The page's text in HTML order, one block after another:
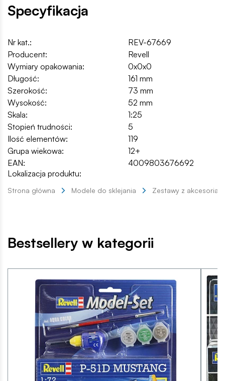
Specyfikacja
Nr kat.:
REV-67669
Producent:
Revell
Wymiary opakowania:
0x0x0
Długość:
161 mm
Szerokość:
73 mm
Wysokość:
52 mm
Skala:
1:25
Stopień trudności:
5
Ilość elementów:
119
Grupa wiekowa:
12+
EAN:
4009803676692
Lokalizacja produktu:
Strona główna Modele do sklejania Zestawy z akcesoriami
Bestsellery w kategorii